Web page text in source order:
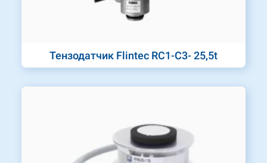
Тензодатчик Flintec RC1-C3- 25,5t